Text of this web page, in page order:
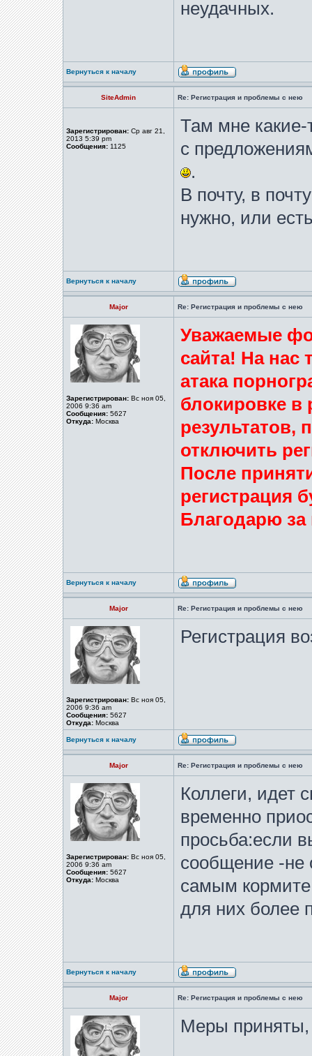
неудачных.
Вернуться к началу
SiteAdmin Re: Регистрация и проблемы с нею
Зарегистрирован: Ср авг 21,
2013 5:39 pm
Сообщения: 1125
Там мне
с
.
В почту, в
нужно, или
Вернуться к началу
Major Re: Регистрация и проблемы с нею
Зарегистрирован: Вс ноя 05,
2006 9:36 am
Сообщения: 5627
Откуда: Москва
Уважаемые
сайта! На нас
атака
блокировке в
отключить
После
регистрация
Благодарю
Вернуться к началу
Major Re: Регистрация и проблемы с нею
Зарегистрирован: Вс ноя 05,
2006 9:36 am
Сообщения: 5627
Откуда: Москва
Регистрация
Вернуться к началу
Major Re: Регистрация и проблемы с нею
Зарегистрирован: Вс ноя 05,
2006 9:36 am
Сообщения: 5627
Откуда: Москва
Коллеги, идет
временно
просьба:если
сообщение -не
самым
для них более
Вернуться к началу
Major Re: Регистрация и проблемы с нею
Меры приняты,